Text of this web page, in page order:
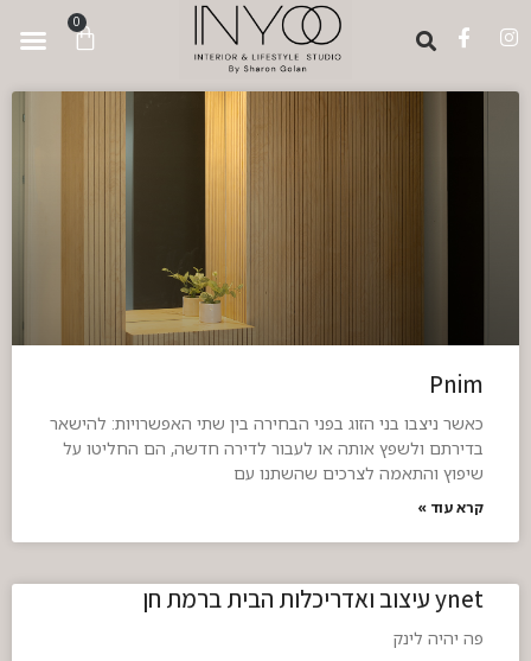
0
Pnim
כאשר ניצבו בני הזוג בפני הבחירה בין שתי האפשרויות: להישאר
בדירתם ולשפץ אותה או לעבור לדירה חדשה, הם החליטו על
שיפוץ והתאמה לצרכים שהשתנו עם
קרא עוד »
ynet עיצוב ואדריכלות הבית ברמת חן
פה יהיה לינק